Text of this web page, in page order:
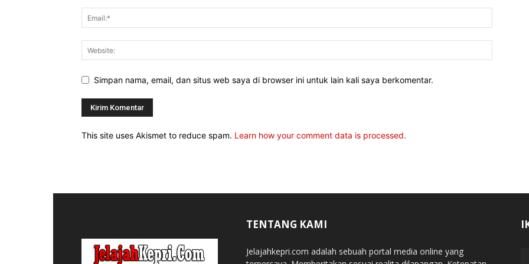
Simpan nama, email, dan situs web saya di browser ini untuk lain kali saya berkomentar.
This site uses Akismet to reduce spam. Learn how your comment data is processed.
TENTANG KAMI
Jelajahkepri.com adalah sebuah portal media online yang